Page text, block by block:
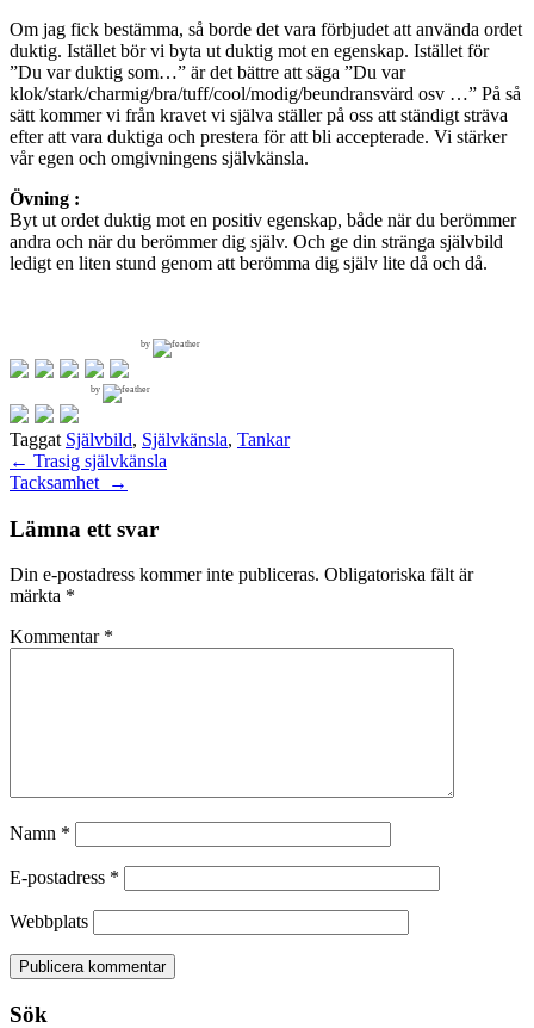
Om jag fick bestämma, så borde det vara förbjudet att använda ordet
duktig. Istället bör vi byta ut duktig mot en egenskap. Istället för
”Du var duktig som…” är det bättre att säga ”Du var
klok/stark/charmig/bra/tuff/cool/modig/beundransvärd osv …” På så
sätt kommer vi från kravet vi själva ställer på oss att ständigt sträva
efter att vara duktiga och prestera för att bli accepterade. Vi stärker
vår egen och omgivningens självkänsla.
Övning :
Byt ut ordet duktig mot en positiv egenskap, både när du berömmer
andra och när du berömmer dig själv. Och ge din stränga självbild
ledigt en liten stund genom att berömma dig själv lite då och då.
by
by
Taggat Självbild, Självkänsla, Tankar
Inläggsnavigering
← Trasig självkänsla
Tacksamhet
→
Lämna ett svar
Din e-postadress kommer inte publiceras. Obligatoriska fält är
märkta *
Kommentar *
Namn *
E-postadress *
Webbplats
Sök